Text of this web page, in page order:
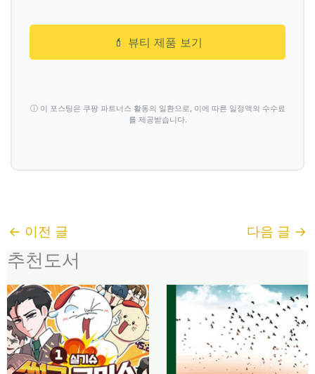
💄 뷰티 제품 보기
ⓘ 이 포스팅은 쿠팡 파트너스 활동의 일환으로, 이에 따른 일정액의 수수료
를 제공받습니다.
← 이전 글 다음 글 →
추천도서